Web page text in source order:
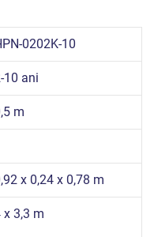
0202K-10
10 ani
m
x 0,24 x 0,78 m
x 3,3 m